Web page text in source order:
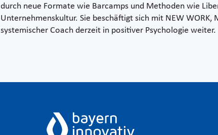
durch neue Formate wie Barcamps und Methoden wie
Unternehmenskultur. Sie beschäftigt sich mit NEW WORK,
systemischer Coach derzeit in positiver Psychologie weiter.